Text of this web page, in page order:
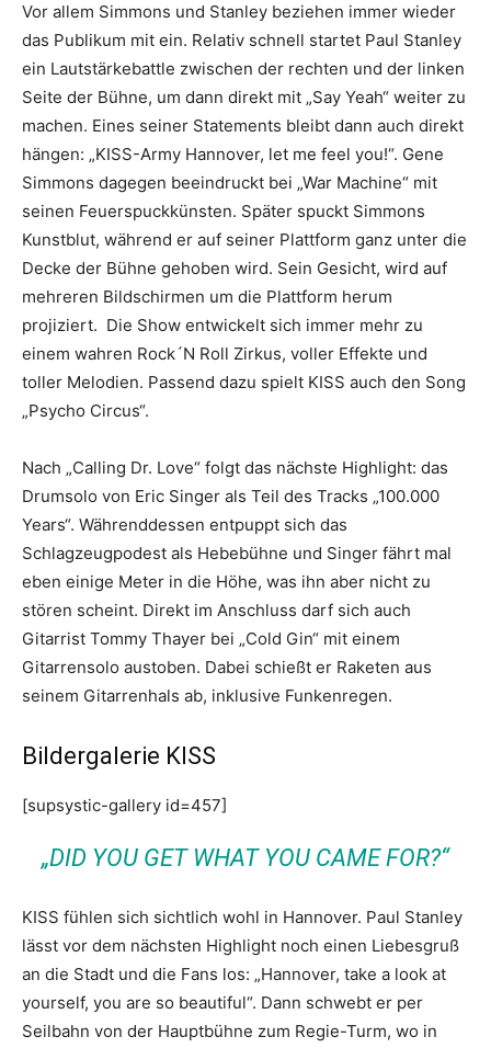
Vor allem Simmons und Stanley beziehen immer wieder
das Publikum mit ein. Relativ schnell startet Paul Stanley
ein Lautstärkebattle zwischen der rechten und der linken
Seite der Bühne, um dann direkt mit „Say Yeah“ weiter zu
machen. Eines seiner Statements bleibt dann auch direkt
hängen: „KISS-Army Hannover, let me feel you!“. Gene
Simmons dagegen beeindruckt bei „War Machine“ mit
seinen Feuerspuckkünsten. Später spuckt Simmons
Kunstblut, während er auf seiner Plattform ganz unter die
Decke der Bühne gehoben wird. Sein Gesicht, wird auf
mehreren Bildschirmen um die Plattform herum
projiziert. Die Show entwickelt sich immer mehr zu
einem wahren Rock´N Roll Zirkus, voller Effekte und
toller Melodien. Passend dazu spielt KISS auch den Song
„Psycho Circus“.
Nach „Calling Dr. Love“ folgt das nächste Highlight: das
Drumsolo von Eric Singer als Teil des Tracks „100.000
Years“. Währenddessen entpuppt sich das
Schlagzeugpodest als Hebebühne und Singer fährt mal
eben einige Meter in die Höhe, was ihn aber nicht zu
stören scheint. Direkt im Anschluss darf sich auch
Gitarrist Tommy Thayer bei „Cold Gin“ mit einem
Gitarrensolo austoben. Dabei schießt er Raketen aus
seinem Gitarrenhals ab, inklusive Funkenregen.
Bildergalerie KISS
[supsystic-gallery id=457]
„DID YOU GET WHAT YOU CAME FOR?“
KISS fühlen sich sichtlich wohl in Hannover. Paul Stanley
lässt vor dem nächsten Highlight noch einen Liebesgruß
an die Stadt und die Fans los: „Hannover, take a look at
yourself, you are so beautiful“. Dann schwebt er per
Seilbahn von der Hauptbühne zum Regie-Turm, wo in